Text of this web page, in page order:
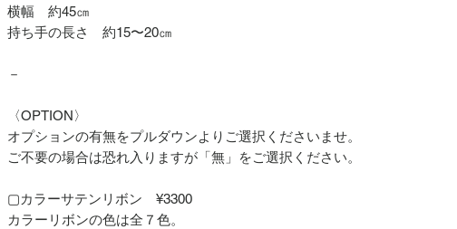
横幅 約45㎝
持ち手の長さ 約15〜20㎝
－
〈OPTION〉
オプションの有無をプルダウンよりご選択くださいませ。
ご不要の場合は恐れ入りますが「無」をご選択ください。
▢カラーサテンリボン ¥3300
カラーリボンの色は全７色。